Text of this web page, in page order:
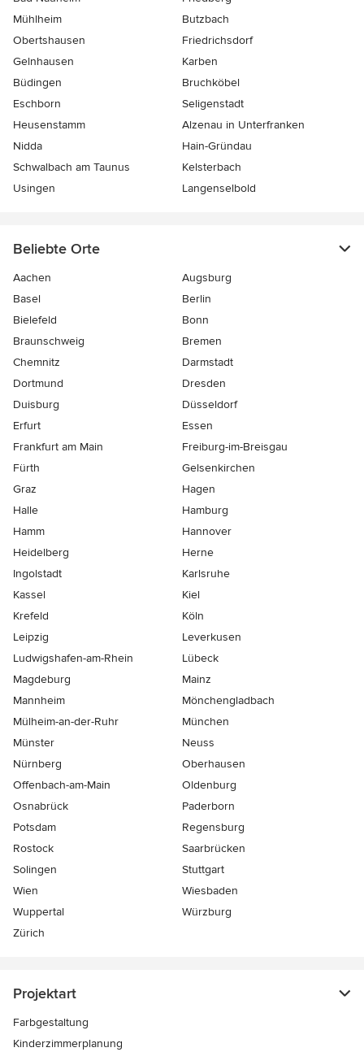
Mühlheim
Butzbach
Obertshausen
Friedrichsdorf
Gelnhausen
Karben
Büdingen
Bruchköbel
Eschborn
Seligenstadt
Heusenstamm
Alzenau in Unterfranken
Nidda
Hain-Gründau
Schwalbach am Taunus
Kelsterbach
Usingen
Langenselbold
Beliebte Orte
Aachen
Augsburg
Basel
Berlin
Bielefeld
Bonn
Braunschweig
Bremen
Chemnitz
Darmstadt
Dortmund
Dresden
Duisburg
Düsseldorf
Erfurt
Essen
Frankfurt am Main
Freiburg-im-Breisgau
Fürth
Gelsenkirchen
Graz
Hagen
Halle
Hamburg
Hamm
Hannover
Heidelberg
Herne
Ingolstadt
Karlsruhe
Kassel
Kiel
Krefeld
Köln
Leipzig
Leverkusen
Ludwigshafen-am-Rhein
Lübeck
Magdeburg
Mainz
Mannheim
Mönchen­gladbach
Mülheim-an-der-Ruhr
München
Münster
Neuss
Nürnberg
Oberhausen
Offenbach-am-Main
Oldenburg
Osnabrück
Paderborn
Potsdam
Regensburg
Rostock
Saarbrücken
Solingen
Stuttgart
Wien
Wiesbaden
Wuppertal
Würzburg
Zürich
Projektart
Farbgestaltung
Kinderzimmerplanung